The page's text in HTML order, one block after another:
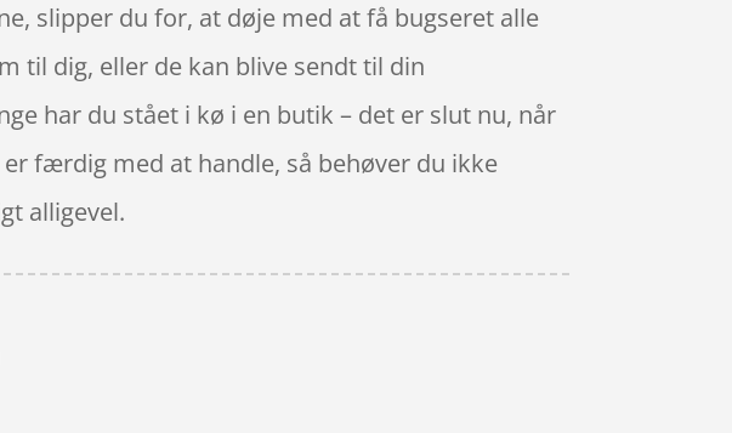
slipper du for, at døje med at få bugseret alle
til dig, eller de kan blive sendt til din
har du stået i kø i en butik – det er slut nu, når
færdig med at handle, så behøver du ikke
alligevel.